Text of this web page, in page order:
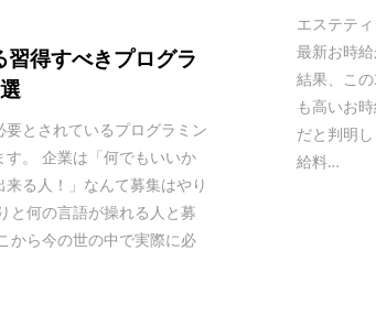
習得すべきプログラ
要とされているプログラミン
す。 企業は「何でもいいか
来る人！」なんて募集はやり
と何の言語が操れる人と募
から今の世の中で実際に必
エステテ
最新お時
結果、こ
も高いお
だと判明
給料…